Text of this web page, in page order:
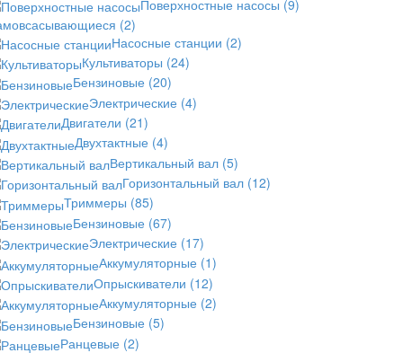
Поверхностные насосы (9)
(2)
Насосные станции (2)
Культиваторы (24)
Бензиновые (20)
Электрические (4)
Двигатели (21)
Двухтактные (4)
Вертикальный вал (5)
Горизонтальный вал (12)
Триммеры (85)
Бензиновые (67)
Электрические (17)
Аккумуляторные (1)
Опрыскиватели (12)
Аккумуляторные (2)
Бензиновые (5)
Ранцевые (2)